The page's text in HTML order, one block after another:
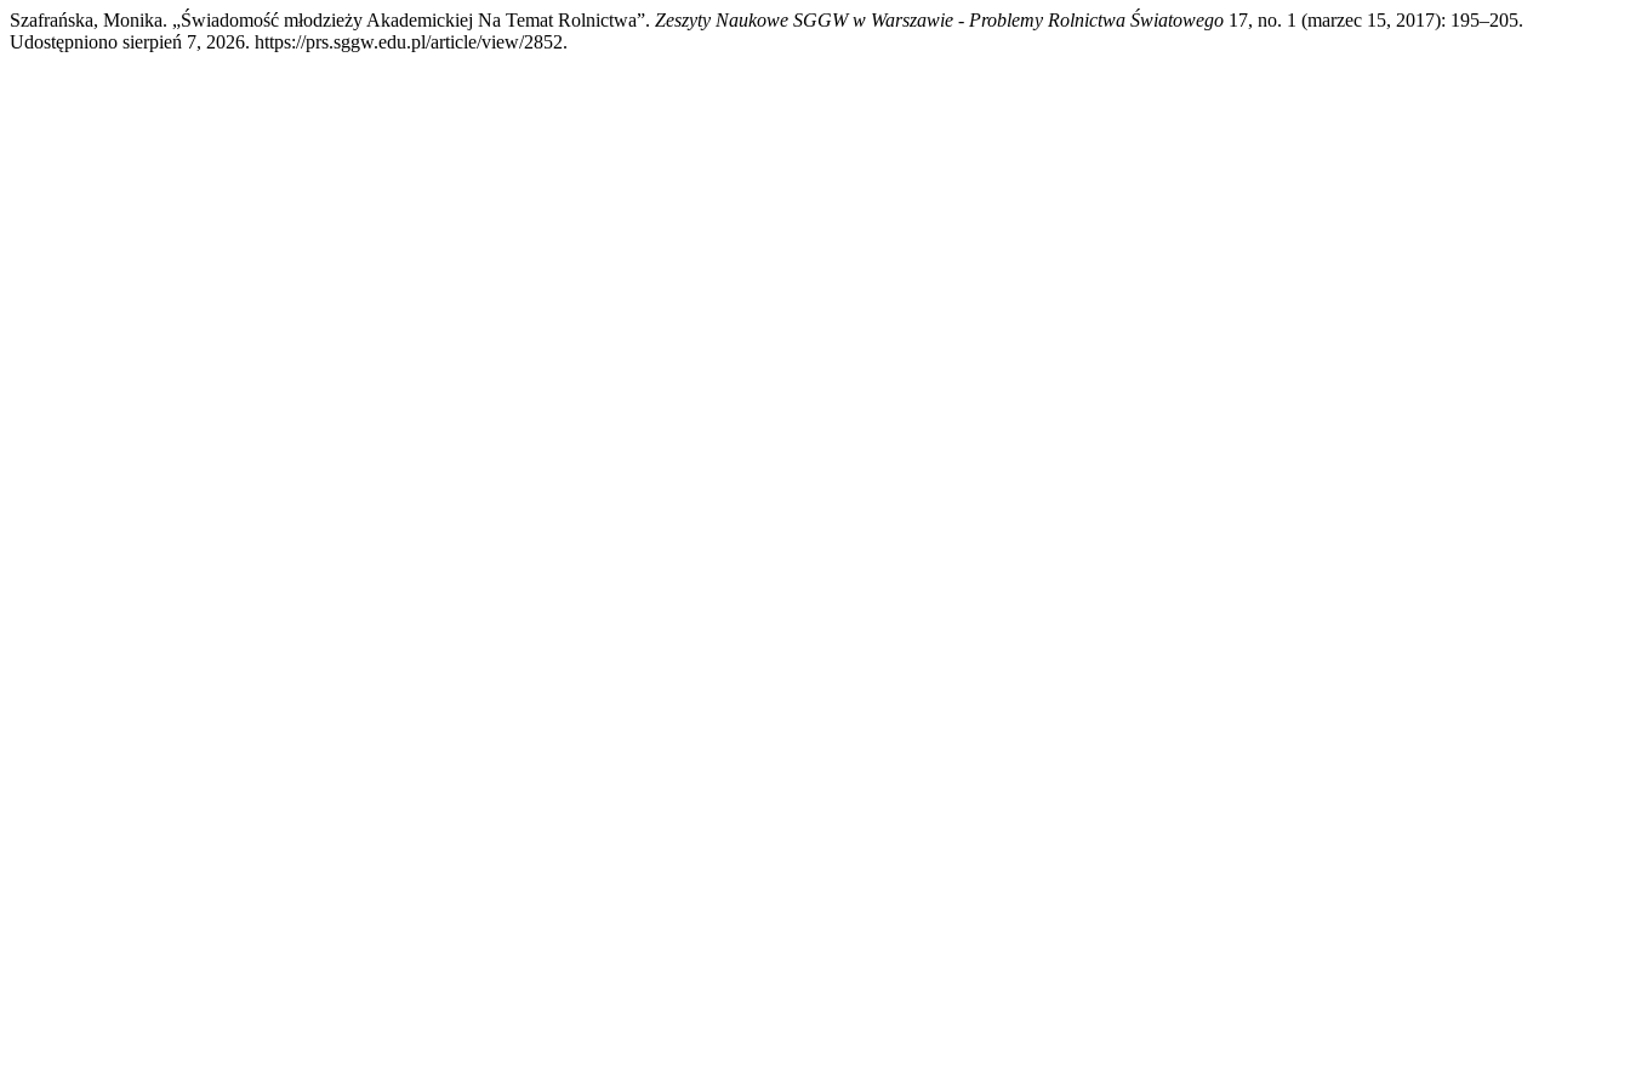
Szafrańska, Monika. „Świadomość młodzieży Akademickiej Na Temat Rolnictwa”. Zeszyty Naukowe SGGW w Warszawie - Problemy Rolnictwa Światowego 17, no. 1 (marzec 15, 2017): 195–205.
Udostępniono sierpień 7, 2026. https://prs.sggw.edu.pl/article/view/2852.